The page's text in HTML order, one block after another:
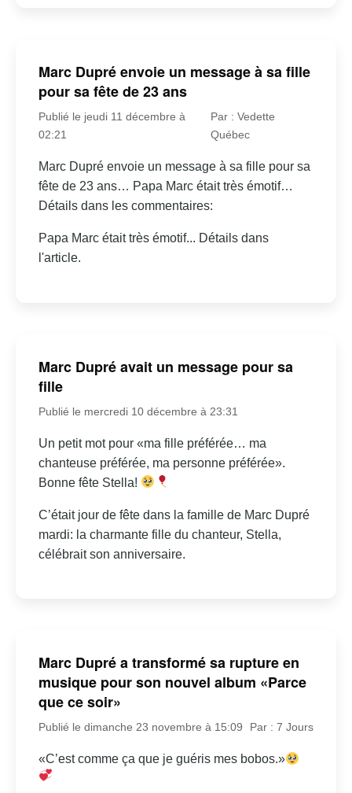
Marc Dupré envoie un message à sa fille
pour sa fête de 23 ans
Publié le jeudi 11 décembre à
02:21
Par : Vedette
Québec
Marc Dupré envoie un message à sa fille pour sa
fête de 23 ans… Papa Marc était très émotif…
Détails dans les commentaires:
Papa Marc était très émotif... Détails dans
l'article.
Marc Dupré avait un message pour sa
fille
Publié le mercredi 10 décembre à 23:31
Un petit mot pour «ma fille préférée… ma
chanteuse préférée, ma personne préférée».
Bonne fête Stella!
C’était jour de fête dans la famille de Marc Dupré
mardi: la charmante fille du chanteur, Stella,
célébrait son anniversaire.
Marc Dupré a transformé sa rupture en
musique pour son nouvel album «Parce
que ce soir»
Publié le dimanche 23 novembre à 15:09 Par : 7 Jours
«C’est comme ça que je guéris mes bobos.»